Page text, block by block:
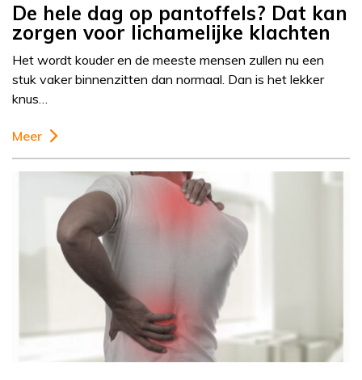
De hele dag op pantoffels? Dat kan
zorgen voor lichamelijke klachten
Het wordt kouder en de meeste mensen zullen nu een
stuk vaker binnenzitten dan normaal. Dan is het lekker
knus…
Meer